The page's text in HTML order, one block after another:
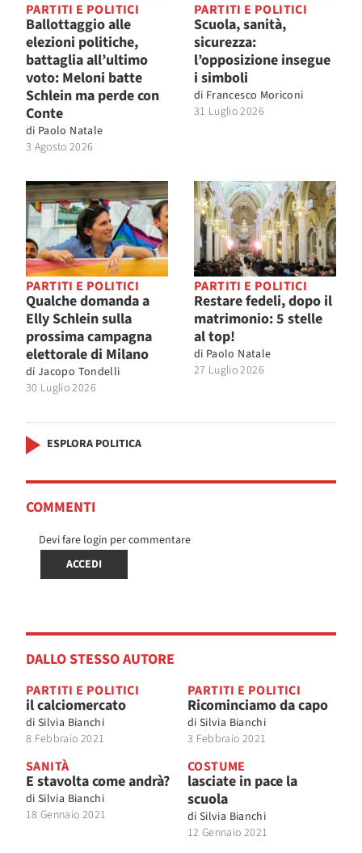
PARTITI E POLITICI
Ballottaggio alle
elezioni politiche,
battaglia all’ultimo
voto: Meloni batte
Schlein ma perde con
Conte
di Paolo Natale
3 Agosto 2026
PARTITI E POLITICI
Scuola, sanità,
sicurezza:
l’opposizione insegue
i simboli
di Francesco Moriconi
31 Luglio 2026
PARTITI E POLITICI
Qualche domanda a
Elly Schlein sulla
prossima campagna
elettorale di Milano
di Jacopo Tondelli
30 Luglio 2026
PARTITI E POLITICI
Restare fedeli, dopo il
matrimonio: 5 stelle
al top!
di Paolo Natale
27 Luglio 2026
ESPLORA POLITICA
COMMENTI
Devi fare login per commentare
ACCEDI
DALLO STESSO AUTORE
PARTITI E POLITICI
il calciomercato
di Silvia Bianchi
8 Febbraio 2021
PARTITI E POLITICI
Ricominciamo da capo
di Silvia Bianchi
3 Febbraio 2021
SANITÀ
E stavolta come andrà?
di Silvia Bianchi
18 Gennaio 2021
COSTUME
lasciate in pace la
scuola
di Silvia Bianchi
12 Gennaio 2021